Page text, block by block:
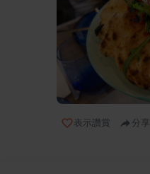
表示讚賞 分享